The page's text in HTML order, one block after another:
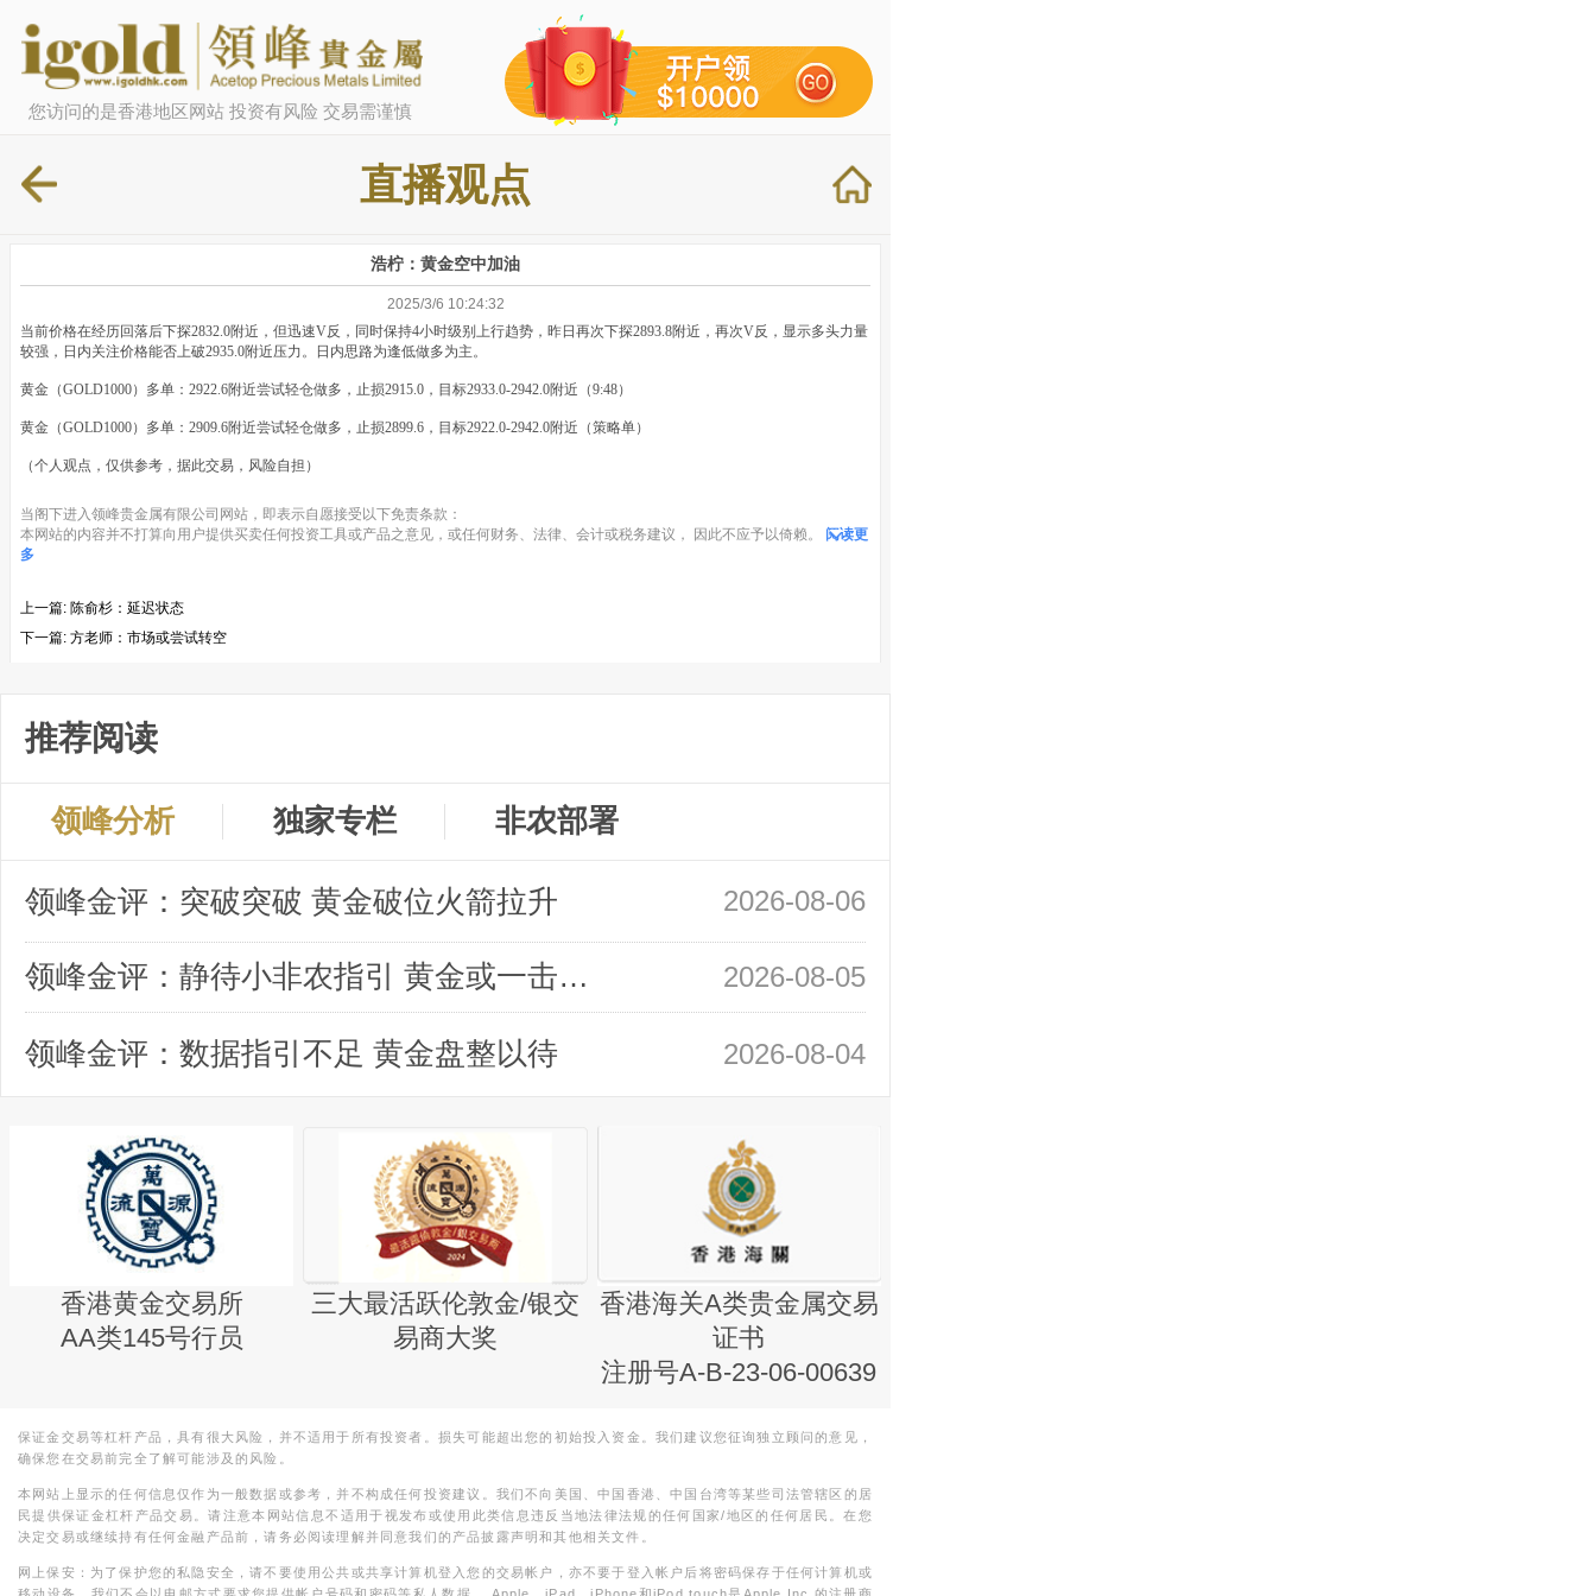
您访问的是香港地区网站 投资有风险 交易需谨慎
直播观点
浩柠：黄金空中加油
2025/3/6 10:24:32
当前价格在经历回落后下探2832.0附近，但迅速V反，同时保持4小时级别上行趋势，昨日再次下探2893.8附近，再次V反，显示多头力量
较强，日内关注价格能否上破2935.0附近压力。日内思路为逢低做多为主。
黄金（GOLD1000）多单：2922.6附近尝试轻仓做多，止损2915.0，目标2933.0-2942.0附近（9:48）
黄金（GOLD1000）多单：2909.6附近尝试轻仓做多，止损2899.6，目标2922.0-2942.0附近（策略单）
（个人观点，仅供参考，据此交易，风险自担）
当阁下进入领峰贵金属有限公司网站，即表示自愿接受以下免责条款：
本网站的内容并不打算向用户提供买卖任何投资工具或产品之意见，或任何财务、法律、会计或税务建议， 因此不应予以倚赖。
阅读更
多
上一篇: 陈俞杉：延迟状态
下一篇: 方老师：市场或尝试转空
推荐阅读
领峰分析 独家专栏 非农部署
领峰金评：突破突破 黄金破位火箭拉升 2026-08-06
领峰金评：静待小非农指引 黄金或一击破局 2026-08-05
领峰金评：数据指引不足 黄金盘整以待 2026-08-04
香港黄金交易所
AA类145号行员
三大最活跃伦敦金/银交
易商大奖
香港海关A类贵金属交易
证书
注册号A-B-23-06-00639
保证金交易等杠杆产品，具有很大风险，并不适用于所有投资者。损失可能超出您的初始投入资金。我们建议您征询独立顾问的意见，
确保您在交易前完全了解可能涉及的风险。
本网站上显示的任何信息仅作为一般数据或参考，并不构成任何投资建议。我们不向美国、中国香港、中国台湾等某些司法管辖区的居
民提供保证金杠杆产品交易。请注意本网站信息不适用于视发布或使用此类信息违反当地法律法规的任何国家/地区的任何居民。在您
决定交易或继续持有任何金融产品前，请务必阅读理解并同意我们的产品披露声明和其他相关文件。
网上保安：为了保护您的私隐安全，请不要使用公共或共享计算机登入您的交易帐户，亦不要于登入帐户后将密码保存于任何计算机或